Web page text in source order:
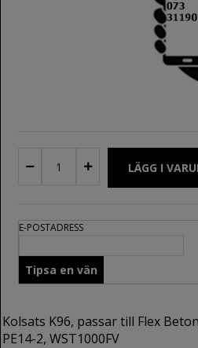
E-POSTADRESS
Kolsats K96, passar till Flex
PE14-2, WST1000FV